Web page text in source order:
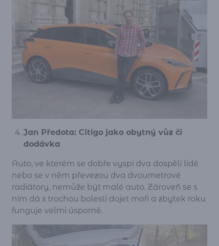
Jan Předota: Citigo jako obytný vůz či
dodávka
Auto, ve kterém se dobře vyspí dva dospělí lidé
nebo se v něm převezou dva dvoumetrové
radiátory, nemůže být malé auto. Zároveň se s
ním dá s trochou bolesti dojet moři a zbytek roku
funguje velmi úsporně.